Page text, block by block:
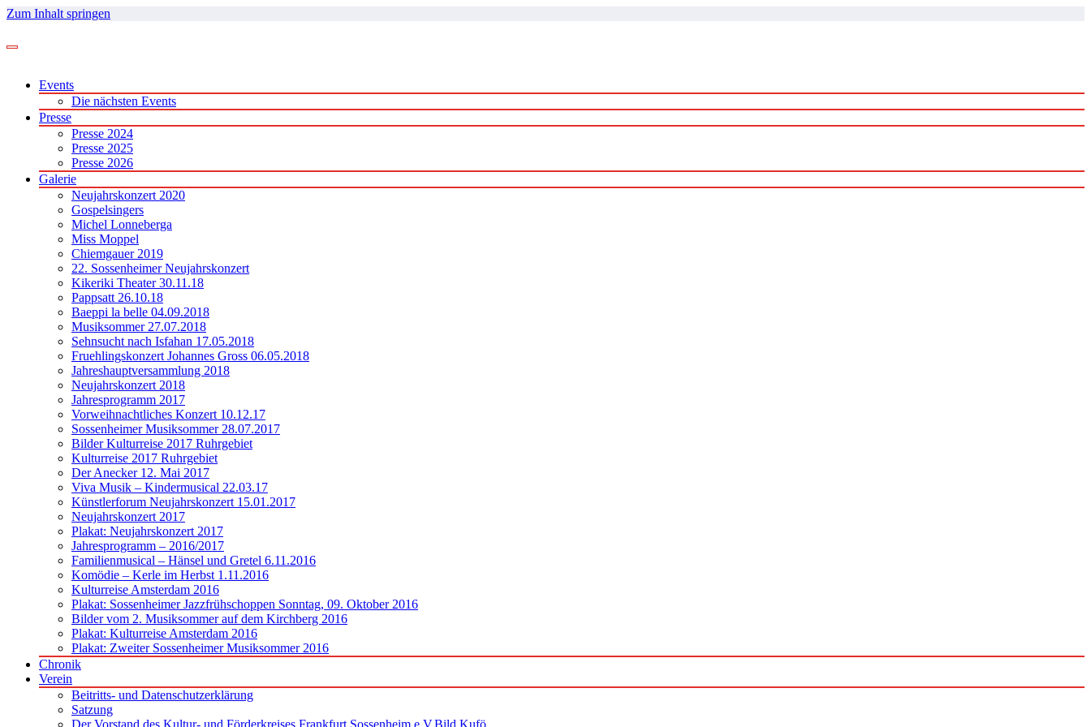
Zum Inhalt springen
Events
Die nächsten Events
Presse
Presse 2024
Presse 2025
Presse 2026
Galerie
Neujahrskonzert 2020
Gospelsingers
Michel Lonneberga
Miss Moppel
Chiemgauer 2019
22. Sossenheimer Neujahrskonzert
Kikeriki Theater 30.11.18
Pappsatt 26.10.18
Baeppi la belle 04.09.2018
Musiksommer 27.07.2018
Sehnsucht nach Isfahan 17.05.2018
Fruehlingskonzert Johannes Gross 06.05.2018
Jahreshauptversammlung 2018
Neujahrskonzert 2018
Jahresprogramm 2017
Vorweihnachtliches Konzert 10.12.17
Sossenheimer Musiksommer 28.07.2017
Bilder Kulturreise 2017 Ruhrgebiet
Kulturreise 2017 Ruhrgebiet
Der Anecker 12. Mai 2017
Viva Musik – Kindermusical 22.03.17
Künstlerforum Neujahrskonzert 15.01.2017
Neujahrskonzert 2017
Plakat: Neujahrskonzert 2017
Jahresprogramm – 2016/2017
Familienmusical – Hänsel und Gretel 6.11.2016
Komödie – Kerle im Herbst 1.11.2016
Kulturreise Amsterdam 2016
Plakat: Sossenheimer Jazzfrühschoppen Sonntag, 09. Oktober 2016
Bilder vom 2. Musiksommer auf dem Kirchberg 2016
Plakat: Kulturreise Amsterdam 2016
Plakat: Zweiter Sossenheimer Musiksommer 2016
Chronik
Verein
Beitritts- und Datenschutzerklärung
Satzung
Der Vorstand des Kultur- und Förderkreises Frankfurt Sossenheim e.V.Bild Kufö